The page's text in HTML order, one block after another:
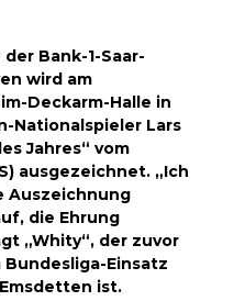
Bank-1-Saar-
wird am
Deckarm-Halle in
Nationalspieler Lars
Jahres“ vom
ausgezeichnet. „Ich
Auszeichnung
die Ehrung
„Whity“, der zuvor
Einsatz
ist.